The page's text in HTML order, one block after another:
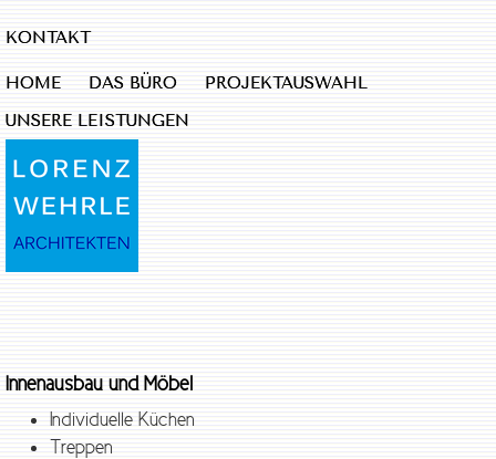
KONTAKT
HOME DAS BÜRO
PROJEKTAUSWAHL
UNSERE LEISTUNGEN
Innenausbau und Möbel
Individuelle Küchen
Treppen